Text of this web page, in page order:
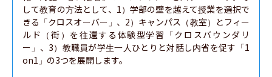
して教育の方法として、1）学部の壁を越えて授業を選択で
きる「クロスオーバー」、2）キャンパス（教室）とフィー
ルド（街）を往還する体験型学習「クロスバウンダリ
ー」、3）教職員が学生一人ひとりと対話し内省を促す「1
on1」の3つを展開します。